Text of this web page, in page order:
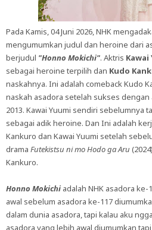
Pada Kamis, 04 Juni 2026, NHK
mengumumkan judul dan heroine dari
berjudul "Honno Mokichi". Aktris Kawai
sebagai heroine terpilih dan Kudo
naskahnya. Ini adalah comeback Kudo
naskah asadora setelah sukses
2013. Kawai Yuumi sendiri sebelumnya
sebagai adik heroine. Dan Ini adalah
Kankuro dan Kawai Yuumi setelah
drama Futekistsu ni mo Hodo ga Aru
Kankuro.
Honno Mokichi adalah NHK asadora
awal sebelum asadora ke-117
dalam dunia asadora, tapi kalau aku
asadora yang lebih awal diumumkan